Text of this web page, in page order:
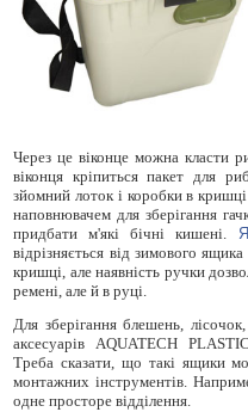
Через це віконце можна класти
віконця кріпиться пакет для
зйомний лоток і коробки в
наповнювачем для зберігання
придбати м'які бічні кишені.
відрізняється від зимового
кришці, але наявність ручки
ремені, але й в руці.
Для зберігання блешень,
аксесуарів AQUATECH
Треба сказати, що такі ящики
монтажних інструментів.
одне просторе відділення.